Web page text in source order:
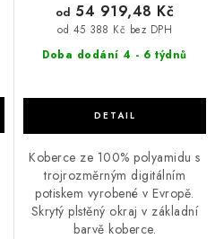
Doba dodání 4 - 6 týdnů
od 45 388 Kč bez DPH
od 54 919,48 Kč
Koberce ze 100% polyamidu s
trojrozměrným digitálním
potiskem vyrobené v Evropě.
Skrytý plstěný okraj v základní
barvě koberce.